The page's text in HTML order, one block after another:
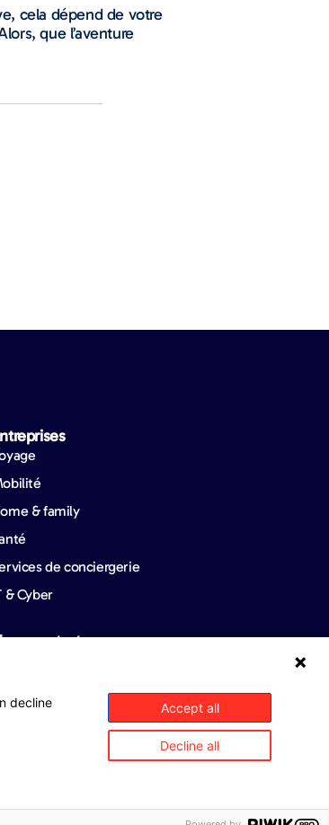
cela dépend de votre
que l’aventure
& family
de conciergerie
& Cyber
contacter​
decline
Accept all
Decline all